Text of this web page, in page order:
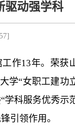
驱动强学科
]
作13年。荣获
学“女职工建功
学科服务优秀示
引领作用。